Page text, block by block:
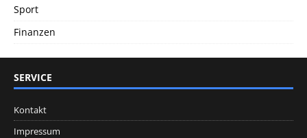
Sport
Finanzen
SERVICE
Kontakt
Impressum